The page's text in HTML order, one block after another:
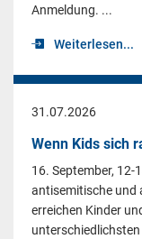
Anmeldung. ...
Weiterlesen...
31.07.2026
Wenn Kids sich
16. September, 12-
antisemitische und
erreichen Kinder
unterschiedlichsten